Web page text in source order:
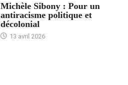
Michèle Sibony : Pour un
antiracisme politique et
décolonial
13 avril 2026